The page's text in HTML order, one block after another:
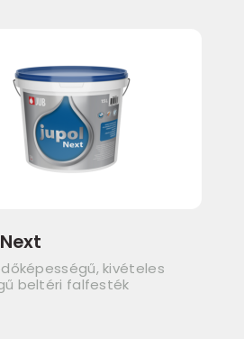
kivételes
beltéri falfesték